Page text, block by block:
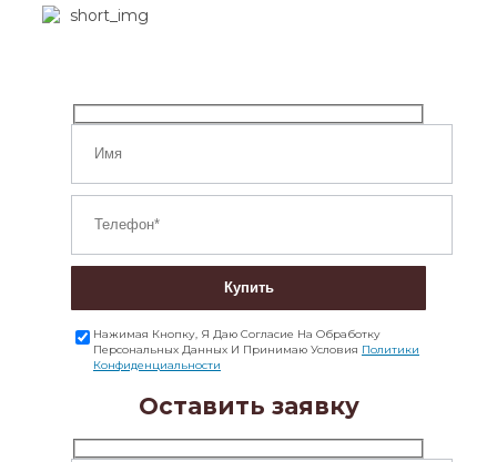
Купить
Нажимая Кнопку, Я Даю Согласие На Обработку
Персональных Данных И Принимаю Условия Политики
Конфиденциальности
Оставить заявку